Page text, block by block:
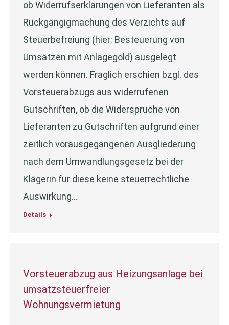
ob Widerrufserklärungen von Lieferanten als
Rückgängigmachung des Verzichts auf
Steuerbefreiung (hier: Besteuerung von
Umsätzen mit Anlagegold) ausgelegt
werden können. Fraglich erschien bzgl. des
Vorsteuerabzugs aus widerrufenen
Gutschriften, ob die Widersprüche von
Lieferanten zu Gutschriften aufgrund einer
zeitlich vorausgegangenen Ausgliederung
nach dem Umwandlungsgesetz bei der
Klägerin für diese keine steuerrechtliche
Auswirkung…
Details
Vorsteuerabzug aus Heizungsanlage bei
umsatzsteuerfreier
Wohnungsvermietung